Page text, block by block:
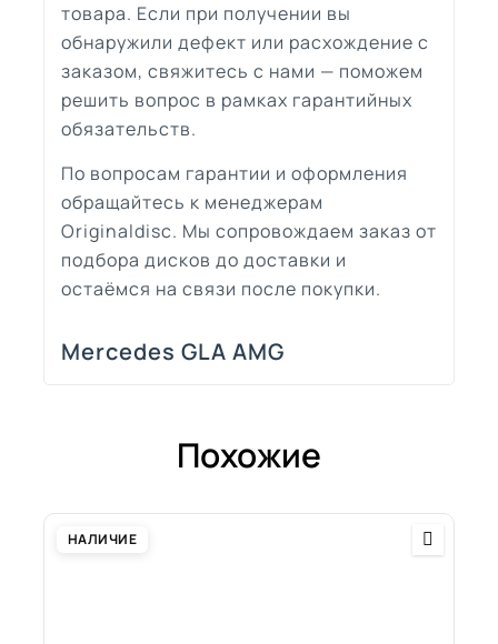
товара. Если при получении вы
обнаружили дефект или расхождение с
заказом, свяжитесь с нами — поможем
решить вопрос в рамках гарантийных
обязательств.
По вопросам гарантии и оформления
обращайтесь к менеджерам
Originaldisc. Мы сопровождаем заказ от
подбора дисков до доставки и
остаёмся на связи после покупки.
Mercedes GLA AMG
Похожие
НАЛИЧИЕ